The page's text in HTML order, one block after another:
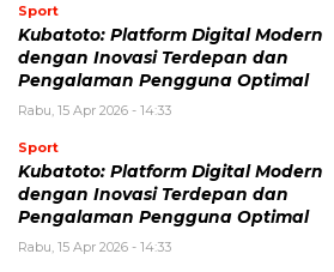
Sport
Kubatoto: Platform Digital Modern
dengan Inovasi Terdepan dan
Pengalaman Pengguna Optimal
Rabu, 15 Apr 2026 - 14:33
Sport
Kubatoto: Platform Digital Modern
dengan Inovasi Terdepan dan
Pengalaman Pengguna Optimal
Rabu, 15 Apr 2026 - 14:33